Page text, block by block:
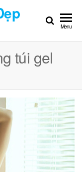
Menu
túi gel